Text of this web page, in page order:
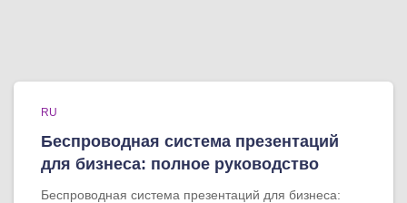
RU
Беспроводная система презентаций
для бизнеса: полное руководство
Беспроводная система презентаций для бизнеса: